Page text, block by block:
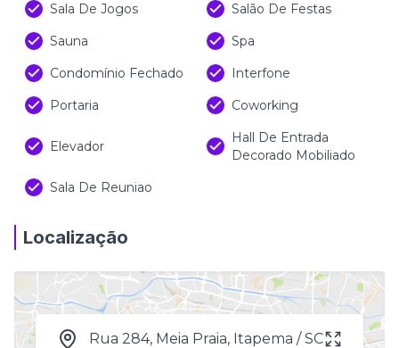
Sala De Jogos
Salão De Festas
Sauna
Spa
Condomínio Fechado
Interfone
Portaria
Coworking
Elevador
Hall De Entrada
Decorado Mobiliado
Sala De Reuniao
Localização
Rua 284, Meia Praia, Itapema / SC